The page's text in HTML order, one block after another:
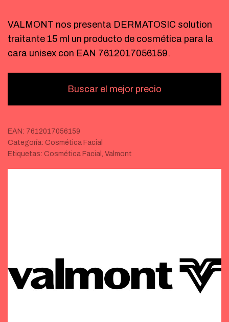
VALMONT nos presenta DERMATOSIC solution
traitante 15 ml un producto de cosmética para la
cara unisex con EAN 7612017056159.
Buscar el mejor precio
EAN: 7612017056159
Categoría: Cosmética Facial
Etiquetas: Cosmética Facial , Valmont